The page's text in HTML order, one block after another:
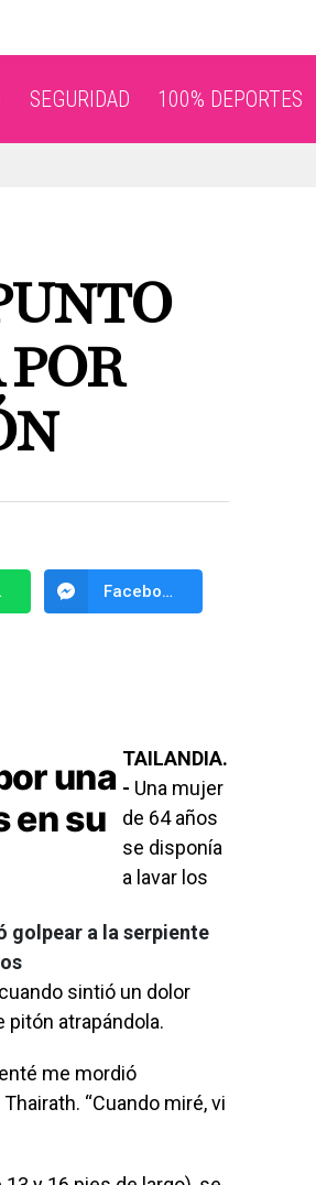
SEGURIDAD 100% DEPORTES
Facebook Messenger
una
en su
golpear a la serpiente
TAILANDIA.
- Una mujer
de 64 años
se disponía
a lavar los
sintió un dolor
pitón atrapándola.
me mordió
“Cuando miré, vi